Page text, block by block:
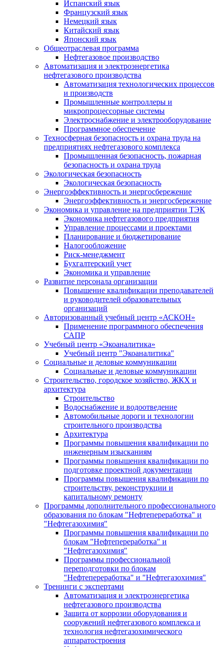
Испанский язык
Французский язык
Немецкий язык
Китайский язык
Японский язык
Общеотраслевая программа
Нефтегазовое производство
Автоматизация и электроэнергетика
нефтегазового производства
Автоматизация технологических процессов
и производств
Промышленные контроллеры и
микропроцессорные системы
Электроснабжение и электрооборудование
Программное обеспечение
Техносферная безопасность и охрана труда на
предприятиях нефтегазового комплекса
Промышленная безопасность, пожарная
безопасность и охрана труда
Экологическая безопасность
Экологическая безопасность
Энергоэффективность и энергосбережение
Энергоэффективность и энергосбережение
Экономика и управление на предприятии ТЭК
Экономика нефтегазового предприятия
Управление процессами и проектами
Планирование и бюджетирование
Налогообложение
Риск-менеджмент
Бухгалтерский учет
Экономика и управление
Развитие персонала организации
Повышение квалификации преподавателей
и руководителей образовательных
организаций
Авторизованный учебный центр «АСКОН»
Применение программного обеспечения
САПР
Учебный центр «Экоаналитика»
Учебный центр "Экоаналитика"
Социальные и деловые коммуникации
Социальные и деловые коммуникации
Строительство, городское хозяйство, ЖКХ и
архитектура
Строительство
Водоснабжение и водоотведение
Автомобильные дороги и технологии
строительного производства
Архитектура
Программы повышения квалификации по
инженерным изысканиям
Программы повышения квалификации по
подготовке проектной документации
Программы повышения квалификации по
строительству, реконструкции и
капитальному ремонту
Программы дополнительного профессионального
образования по блокам "Нефтепереработка" и
"Нефтегазохимия"
Программы повышения квалификации по
блокам "Нефтепереработка" и
"Нефтегазохимия"
Программы профессиональной
переподготовки по блокам
"Нефтепереработка" и "Нефтегазохимия"
Тренинги с экспертами
Автоматизация и электроэнергетика
нефтегазового производства
Защита от коррозии оборудования и
сооружений нефтегазового комплекса и
технология нефтегазохимического
аппаратостроения